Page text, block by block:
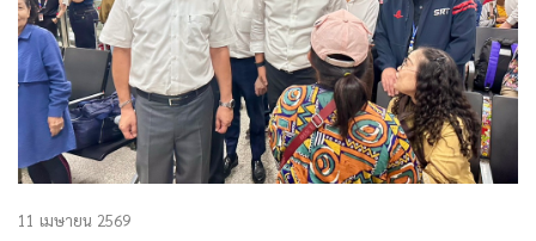
11 เมษายน 2569